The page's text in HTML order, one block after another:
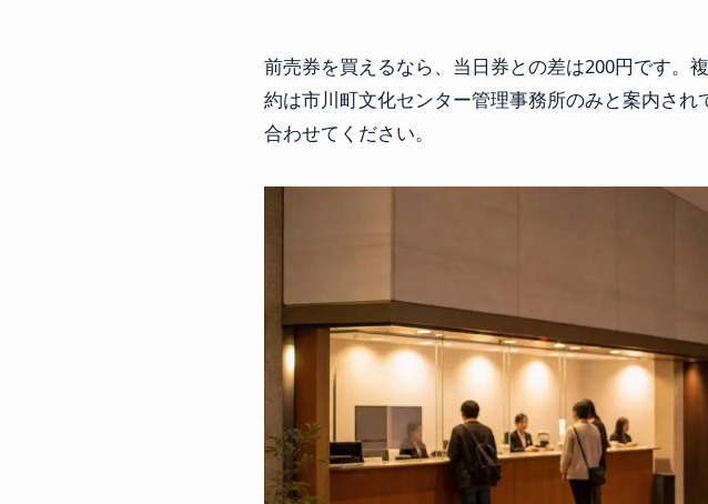
前売券を買えるなら、当日券との差は200円です。
約は市川町文化センター管理事務所のみと案内さ
合わせてください。